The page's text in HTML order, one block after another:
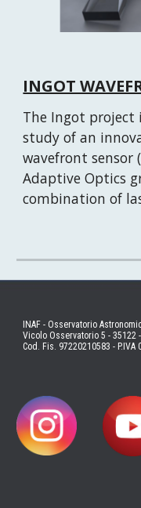
INGOT
The Ingot
study of an
wavefront sensor
Adaptive Optics
combination of
INAF - Osservatorio
Vicolo Osservatorio 5 - 35122 -
Cod. Fis. 97220210583 - P.IVA